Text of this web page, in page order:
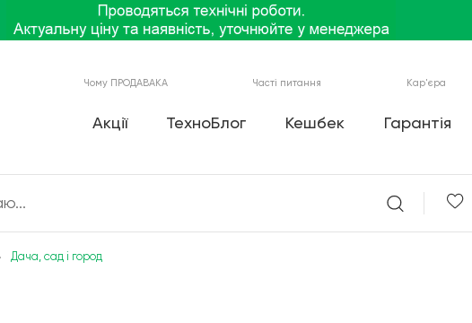
Чому ПРОДАВАКА Часті питання Кар'єра
Акції ТехноБлог Кешбек Гарантія
Дача, сад і город